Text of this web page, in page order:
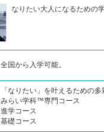
なりたい大人になるための
全国から入学可能。
「なりたい」を叶えるための
みらい学科™専門コース
進学コース
基礎コース